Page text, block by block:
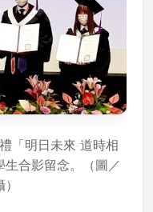
「明日未來 道時相
生合影留念。（圖／